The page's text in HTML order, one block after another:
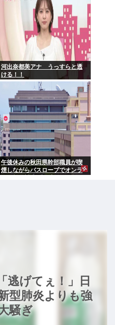
河出奈都美アナ うっすらと透
ける！！
午後休みの秋田県幹部職員が喫
煙しながらバスローブでオンラ
逃げてぇ！」日
型肺炎よりも強
騒ぎ